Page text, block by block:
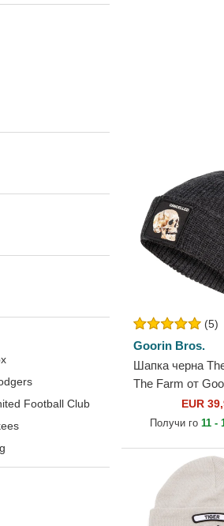
Football Club
(5)
Goorin Bros.
Шапка черна
The Farm от
EUR
Получи го11 -